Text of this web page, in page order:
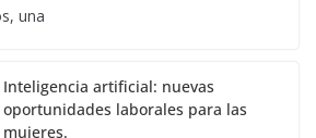
una
Inteligencia artificial: nuevas
oportunidades laborales para las
mujeres.